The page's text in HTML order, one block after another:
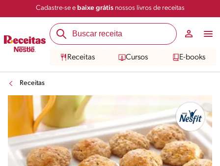
Cadastre-se e baixe grátisnossos livros de receitas
Receitas Cursos E-books
Receitas
Salvar Compartilhar